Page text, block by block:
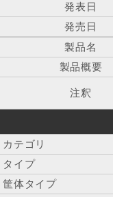
発表日
発売日
製品名
製品概要
注釈
カテゴリ
タイプ
筐体タイプ